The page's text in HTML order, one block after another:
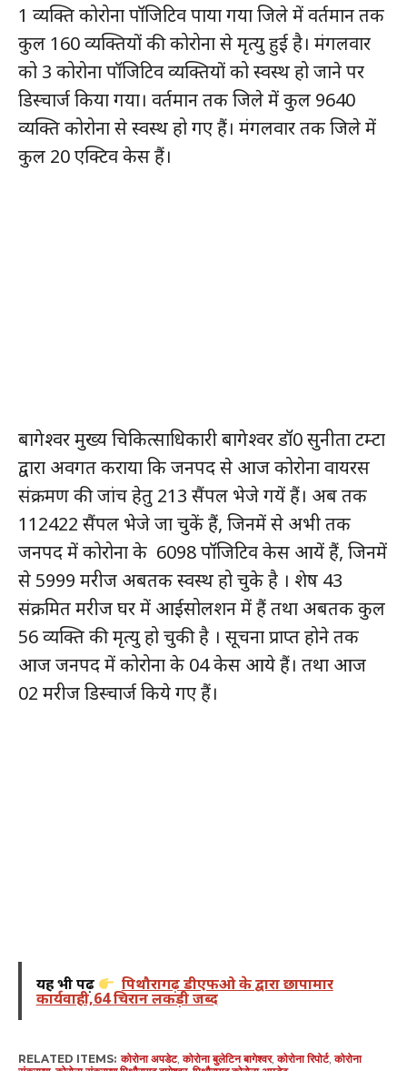
1 व्यक्ति कोरोना पॉजिटिव पाया गया जिले में वर्तमान तक
कुल 160 व्यक्तियों की कोरोना से मृत्यु हुई है। मंगलवार
को 3 कोरोना पॉजिटिव व्यक्तियों को स्वस्थ हो जाने पर
डिस्चार्ज किया गया। वर्तमान तक जिले में कुल 9640
व्यक्ति कोरोना से स्वस्थ हो गए हैं। मंगलवार तक जिले में
कुल 20 एक्टिव केस हैं।
बागेश्वर मुख्य चिकित्साधिकारी बागेश्वर डॉ0 सुनीता टम्टा
द्वारा अवगत कराया कि जनपद से आज कोरोना वायरस
संक्रमण की जांच हेतु 213 सैंपल भेजे गयें हैं। अब तक
112422 सैंपल भेजे जा चुकें हैं, जिनमें से अभी तक
जनपद में कोरोना के 6098 पॉजिटिव केस आयें हैं, जिनमें
से 5999 मरीज अबतक स्वस्थ हो चुके है । शेष 43
संक्रमित मरीज घर में आईसोलशन में हैं तथा अबतक कुल
56 व्यक्ति की मृत्यु हो चुकी है । सूचना प्राप्त होने तक
आज जनपद में कोरोना के 04 केस आये हैं। तथा आज
02 मरीज डिस्चार्ज किये गए हैं।
यह भी पढ़ें पिथौरागढ़ डीएफओ के द्वारा छापामार
कार्यवाही,64 चिरान लकड़ी जब्द
RELATED ITEMS: कोरोना अपडेट,कोरोना बुलेटिन बागेश्वर,कोरोना रिपोर्ट,कोरोना